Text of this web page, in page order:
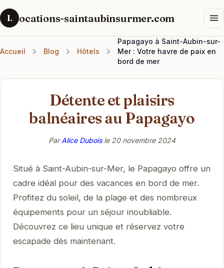
L ocations-saintaubinsurmer.com
Accueil Blog Hôtels
Papagayo à Saint-Aubin-sur-
Mer : Votre havre de paix en
bord de mer
Détente et plaisirs
balnéaires au Papagayo
ParAlice Duboisle 20 novembre 2024
Situé à Saint-Aubin-sur-Mer, le Papagayo offre un
cadre idéal pour des vacances en bord de mer.
Profitez du soleil, de la plage et des nombreux
équipements pour un séjour inoubliable.
Découvrez ce lieu unique et réservez votre
escapade dès maintenant.